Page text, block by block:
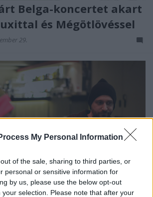
My Personal Information
of the sale, sharing to third parties, or
personal or sensitive information for
by us, please use the below opt-out
selection. Please note that after your
Belga-koncertet akart
és Mégötlövéssel
29.